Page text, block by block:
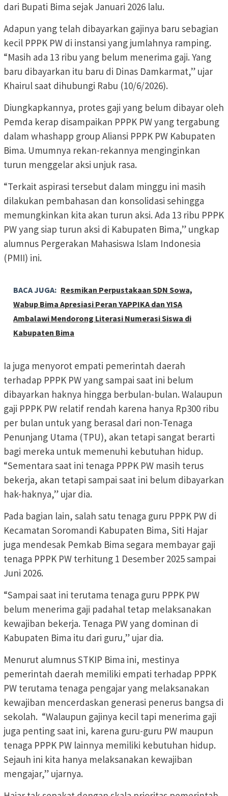
dari Bupati Bima sejak Januari 2026 lalu.
Adapun yang telah dibayarkan gajinya baru sebagian
kecil PPPK PW di instansi yang jumlahnya ramping.
“Masih ada 13 ribu yang belum menerima gaji. Yang
baru dibayarkan itu baru di Dinas Damkarmat,” ujar
Khairul saat dihubungi Rabu (10/6/2026).
Diungkapkannya, protes gaji yang belum dibayar oleh
Pemda kerap disampaikan PPPK PW yang tergabung
dalam whashapp group Aliansi PPPK PW Kabupaten
Bima. Umumnya rekan-rekannya menginginkan
turun menggelar aksi unjuk rasa.
“Terkait aspirasi tersebut dalam minggu ini masih
dilakukan pembahasan dan konsolidasi sehingga
memungkinkan kita akan turun aksi. Ada 13 ribu PPPK
PW yang siap turun aksi di Kabupaten Bima,” ungkap
alumnus Pergerakan Mahasiswa Islam Indonesia
(PMII) ini.
BACA JUGA: Resmikan Perpustakaan SDN Sowa,
Wabup Bima Apresiasi Peran YAPPIKA dan YISA
Ambalawi Mendorong Literasi Numerasi Siswa di
Kabupaten Bima
Ia juga menyorot empati pemerintah daerah
terhadap PPPK PW yang sampai saat ini belum
dibayarkan haknya hingga berbulan-bulan. Walaupun
gaji PPPK PW relatif rendah karena hanya Rp300 ribu
per bulan untuk yang berasal dari non-Tenaga
Penunjang Utama (TPU), akan tetapi sangat berarti
bagi mereka untuk memenuhi kebutuhan hidup.
“Sementara saat ini tenaga PPPK PW masih terus
bekerja, akan tetapi sampai saat ini belum dibayarkan
hak-haknya,” ujar dia.
Pada bagian lain, salah satu tenaga guru PPPK PW di
Kecamatan Soromandi Kabupaten Bima, Siti Hajar
juga mendesak Pemkab Bima segara membayar gaji
tenaga PPPK PW terhitung 1 Desember 2025 sampai
Juni 2026.
“Sampai saat ini terutama tenaga guru PPPK PW
belum menerima gaji padahal tetap melaksanakan
kewajiban bekerja. Tenaga PW yang dominan di
Kabupaten Bima itu dari guru,” ujar dia.
Menurut alumnus STKIP Bima ini, mestinya
pemerintah daerah memiliki empati terhadap PPPK
PW terutama tenaga pengajar yang melaksanakan
kewajiban mencerdaskan generasi penerus bangsa di
sekolah. “Walaupun gajinya kecil tapi menerima gaji
juga penting saat ini, karena guru-guru PW maupun
tenaga PPPK PW lainnya memiliki kebutuhan hidup.
Sejauh ini kita hanya melaksanakan kewajiban
mengajar,” ujarnya.